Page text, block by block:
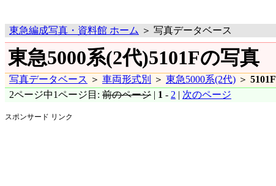
東急編成写真・資料館 ホーム ＞ 写真データベース
東急5000系(2代)5101Fの写真
写真データベース ＞ 車両形式別 ＞ 東急5000系(2代) ＞ 5101F
2ページ中1ページ目: 前のページ | 1 - 2 | 次のページ
スポンサード リンク